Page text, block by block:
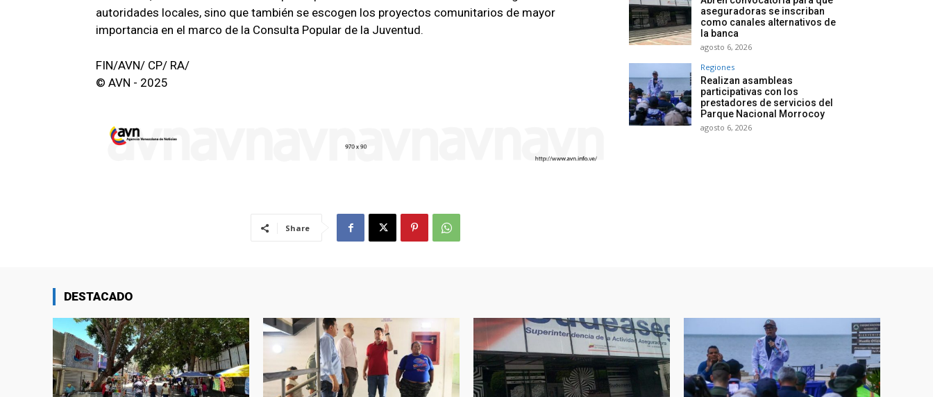
autoridades locales, sino que también se escogen los proyectos comunitarios de mayor
importancia en el marco de la Consulta Popular de la Juventud.
FIN/AVN/ CP/ RA/
© AVN - 2025
Share
aseguradoras se inscriban
como canales alternativos de
la banca
agosto 6, 2026
Regiones
Realizan asambleas
participativas con los
prestadores de servicios del
Parque Nacional Morrocoy
agosto 6, 2026
DESTACADO